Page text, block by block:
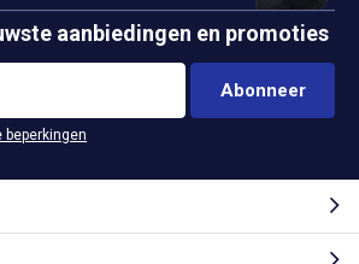
aanbiedingen en promoties
Abonneer